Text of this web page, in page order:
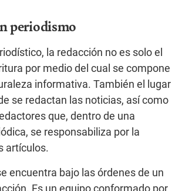
periodismo
la redacción no es solo el
por medio del cual se compone
informativa. También el lugar
se redactan las noticias, así como
que, dentro de una
se responsabiliza por la
artículos.
encuentra bajo las órdenes de un
Es un equipo conformado por